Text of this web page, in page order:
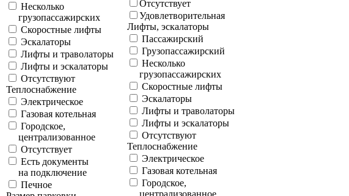
Несколько
грузопассажирских
Скоростные лифты
Эскалаторы
Лифты и траволаторы
Лифты и эскалаторы
Отсутствуют
Теплоснабжение
Электрическое
Газовая котельная
Городское,
централизованное
Отсутствует
Есть документы
на подключение
Печное
Отсутствует
Удовлетворительная
Лифты, эскалаторы
Пассажирский
Грузопассажирский
Несколько
грузопассажирских
Скоростные лифты
Эскалаторы
Лифты и траволаторы
Лифты и эскалаторы
Отсутствуют
Теплоснабжение
Электрическое
Газовая котельная
Городское,
централизованное